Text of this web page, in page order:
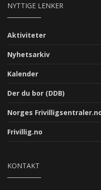
NYTTIGE LENKER
Aktiviteter
Nyhetsarkiv
Kalender
Der du bor (DDB)
Norges
Frivillig.no
KONTAKT